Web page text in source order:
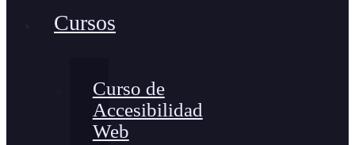
Cursos
Curso de
Accesibilidad
Web